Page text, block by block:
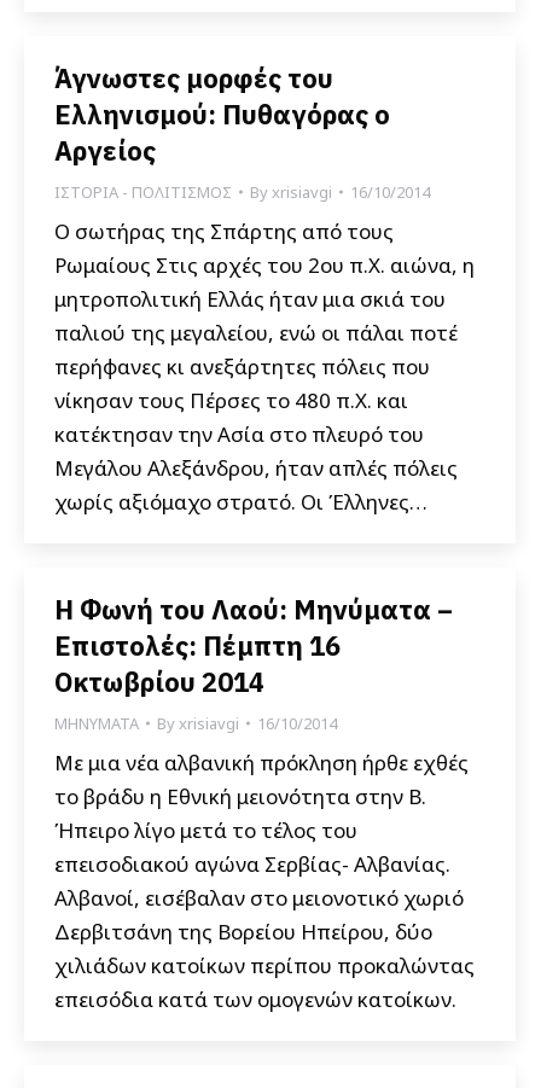
Άγνωστες μορφές του
Ελληνισμού: Πυθαγόρας ο
Αργείος
ΙΣΤΟΡΙΑ - ΠΟΛΙΤΙΣΜΟΣ Byxrisiavgi 16/10/2014
Ο σωτήρας της Σπάρτης από τους
Ρωμαίους Στις αρχές του 2ου π.Χ. αιώνα, η
μητροπολιτική Ελλάς ήταν μια σκιά του
παλιού της μεγαλείου, ενώ οι πάλαι ποτέ
περήφανες κι ανεξάρτητες πόλεις που
νίκησαν τους Πέρσες το 480 π.Χ. και
κατέκτησαν την Ασία στο πλευρό του
Μεγάλου Αλεξάνδρου, ήταν απλές πόλεις
χωρίς αξιόμαχο στρατό. Οι Έλληνες…
Η Φωνή του Λαού: Μηνύματα –
Επιστολές: Πέμπτη 16
Οκτωβρίου 2014
ΜΗΝΥΜΑΤΑ Byxrisiavgi 16/10/2014
Με μια νέα αλβανική πρόκληση ήρθε εχθές
το βράδυ η Εθνική μειονότητα στην Β.
Ήπειρο λίγο μετά το τέλος του
επεισοδιακού αγώνα Σερβίας- Αλβανίας.
Αλβανοί, εισέβαλαν στο μειονοτικό χωριό
Δερβιτσάνη της Βορείου Ηπείρου, δύο
χιλιάδων κατοίκων περίπου προκαλώντας
επεισόδια κατά των ομογενών κατοίκων.